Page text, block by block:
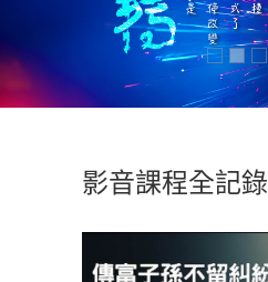
影音課程全記錄